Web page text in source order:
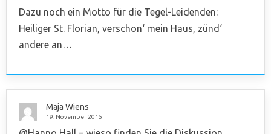
Dazu noch ein Motto für die Tegel-Leidenden:
Heiliger St. Florian, verschon‘ mein Haus, zünd‘
andere an…
Maja Wiens
19. November 2015